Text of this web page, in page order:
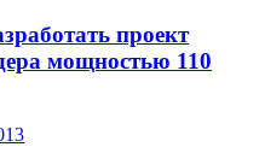
проект
мощностью 110